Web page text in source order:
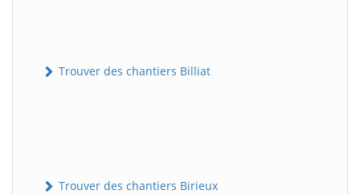
Trouver des chantiers Billiat
Trouver des chantiers Birieux